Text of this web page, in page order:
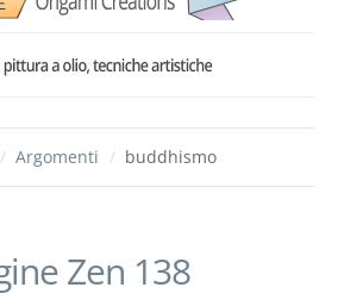
/ Argomenti / buddhismo
Zen 138